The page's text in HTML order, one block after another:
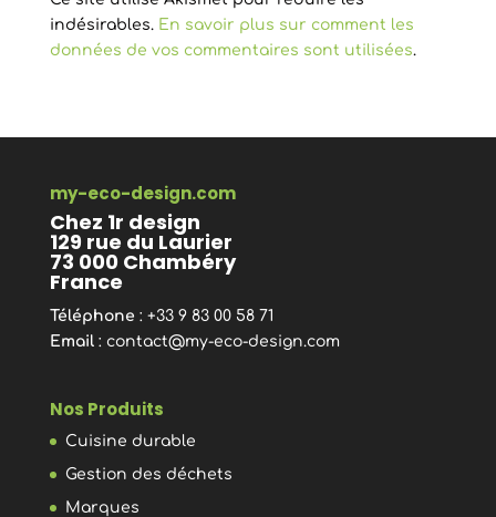
indésirables. En savoir plus sur comment les
données de vos commentaires sont utilisées.
my-eco-design.com
Chez 1r design
129 rue du Laurier
73 000 Chambéry
France
Téléphone : +33 9 83 00 58 71
Email: contact@my-eco-design.com
Nos Produits
Cuisine durable
Gestion des déchets
Marques